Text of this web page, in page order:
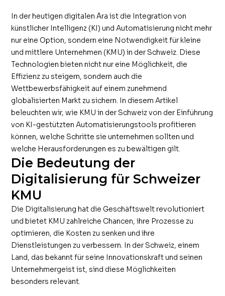
In der heutigen digitalen Ära ist die Integration von
künstlicher Intelligenz (KI) und Automatisierung nicht mehr
nur eine Option, sondern eine Notwendigkeit für kleine
und mittlere Unternehmen (KMU) in der Schweiz. Diese
Technologien bieten nicht nur eine Möglichkeit, die
Effizienz zu steigern, sondern auch die
Wettbewerbsfähigkeit auf einem zunehmend
globalisierten Markt zu sichern. In diesem Artikel
beleuchten wir, wie KMU in der Schweiz von der Einführung
von KI-gestützten Automatisierungstools profitieren
können, welche Schritte sie unternehmen sollten und
welche Herausforderungen es zu bewältigen gilt.
Die Bedeutung der
Digitalisierung für Schweizer
KMU
Die Digitalisierung hat die Geschäftswelt revolutioniert
und bietet KMU zahlreiche Chancen, ihre Prozesse zu
optimieren, die Kosten zu senken und ihre
Dienstleistungen zu verbessern. In der Schweiz, einem
Land, das bekannt für seine Innovationskraft und seinen
Unternehmergeist ist, sind diese Möglichkeiten
besonders relevant.